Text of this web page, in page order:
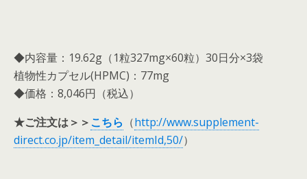
◆内容量：19.62g（1粒327mg×60粒）30日分×3袋
植物性カプセル(HPMC)：77mg
◆価格：8,046円（税込）
★ご注文は＞＞ こちら （http://www.supplement-
direct.co.jp/item_detail/itemId,50/）